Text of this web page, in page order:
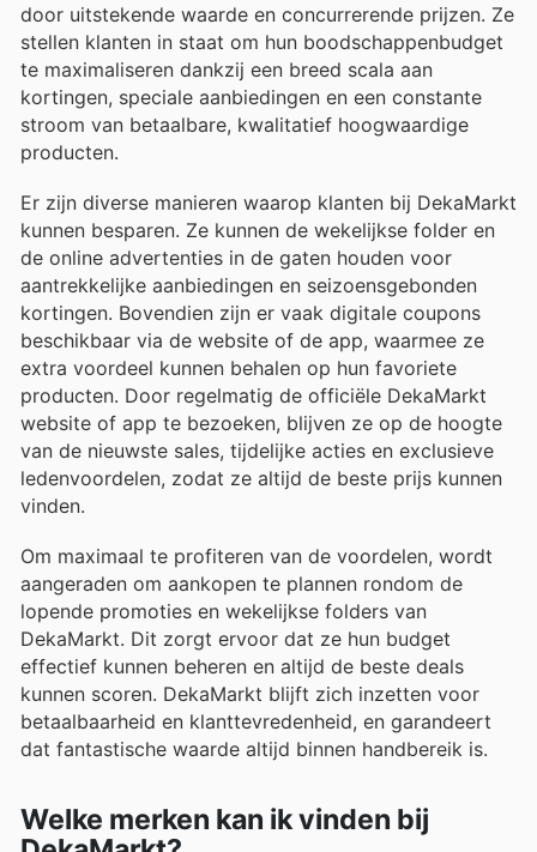
door uitstekende waarde en concurrerende prijzen. Ze
stellen klanten in staat om hun boodschappenbudget
te maximaliseren dankzij een breed scala aan
kortingen, speciale aanbiedingen en een constante
stroom van betaalbare, kwalitatief hoogwaardige
producten.
Er zijn diverse manieren waarop klanten bij DekaMarkt
kunnen besparen. Ze kunnen de wekelijkse folder en
de online advertenties in de gaten houden voor
aantrekkelijke aanbiedingen en seizoensgebonden
kortingen. Bovendien zijn er vaak digitale coupons
beschikbaar via de website of de app, waarmee ze
extra voordeel kunnen behalen op hun favoriete
producten. Door regelmatig de officiële DekaMarkt
website of app te bezoeken, blijven ze op de hoogte
van de nieuwste sales, tijdelijke acties en exclusieve
ledenvoordelen, zodat ze altijd de beste prijs kunnen
vinden.
Om maximaal te profiteren van de voordelen, wordt
aangeraden om aankopen te plannen rondom de
lopende promoties en wekelijkse folders van
DekaMarkt. Dit zorgt ervoor dat ze hun budget
effectief kunnen beheren en altijd de beste deals
kunnen scoren. DekaMarkt blijft zich inzetten voor
betaalbaarheid en klanttevredenheid, en garandeert
dat fantastische waarde altijd binnen handbereik is.
Welke merken kan ik vinden bij